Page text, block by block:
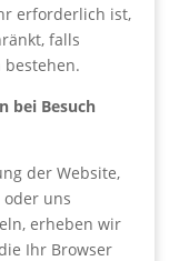
erforderlich ist,
falls
bei Besuch
der Website,
uns
erheben wir
Ihr Browser